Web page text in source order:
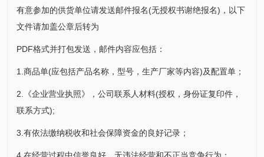
有意参加的供货单位请发送邮件报名(无授权书谢绝报名)，以下
文件请加盖公章后转为
PDF格式并打包发送，邮件内容应包括：
1.商品单(应包括产品名称，型号，生产厂家等内容)及配置单；
2.《企业营业执照》，公司联系人材料(授权，身份证复印件，
联系方式);
3.有依法缴纳税收和社会保障资金的良好记录；
4.在经营过程中信誉良好，无违法经营和不正当竞争行为；